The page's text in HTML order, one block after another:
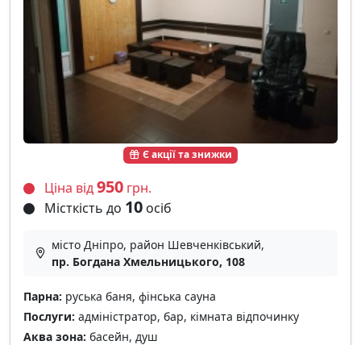
Є акції та знижки
Ціна від950 грн.
Місткість до 10 осіб
місто Дніпро, район Шевченківський,
пр. Богдана Хмельницького, 108
Парна: руська баня, фінська сауна
Послуги: адміністратор, бар, кімната відпочинку
Аква зона: басейн, душ